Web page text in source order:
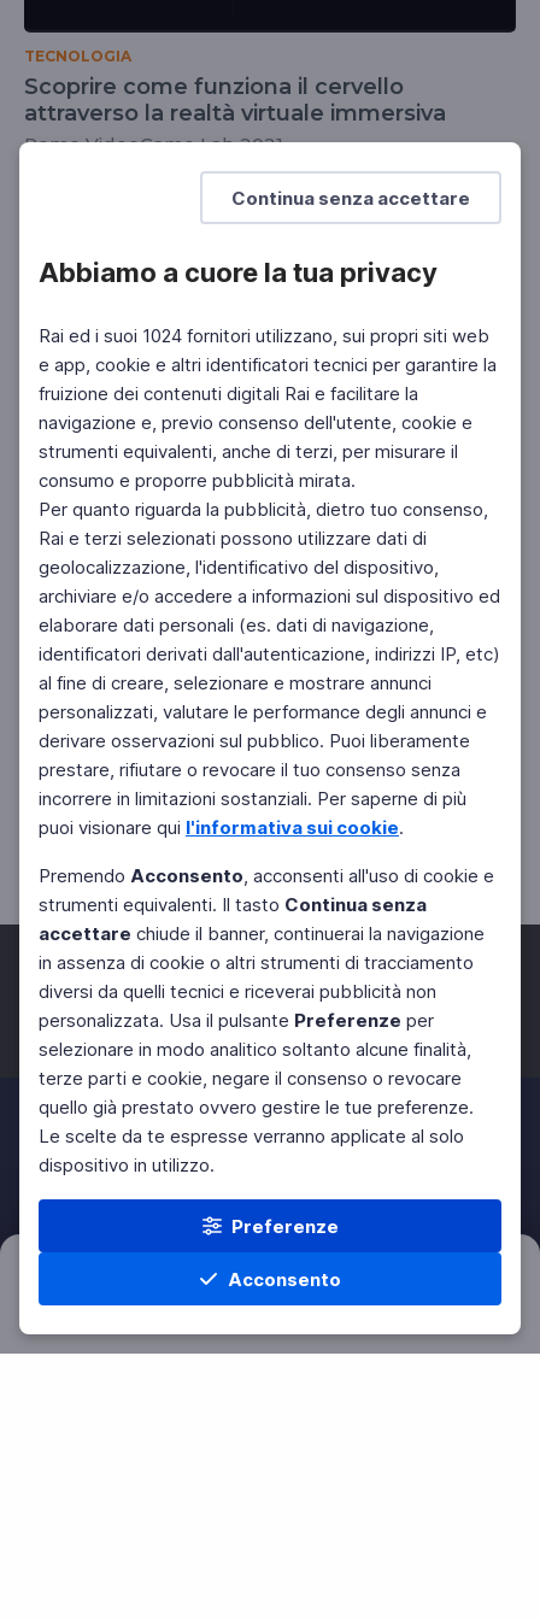
Continua senza accettare
Abbiamo a cuore la tua privacy
Rai ed i suoi 1024 fornitori utilizzano, sui propri siti web
e app, cookie e altri identificatori tecnici per garantire la
fruizione dei contenuti digitali Rai e facilitare la
navigazione e, previo consenso dell'utente, cookie e
strumenti equivalenti, anche di terzi, per misurare il
consumo e proporre pubblicità mirata.
Per quanto riguarda la pubblicità, dietro tuo consenso,
Rai e terzi selezionati possono utilizzare dati di
geolocalizzazione, l'identificativo del dispositivo,
archiviare e/o accedere a informazioni sul dispositivo ed
elaborare dati personali (es. dati di navigazione,
identificatori derivati dall'autenticazione, indirizzi IP, etc)
al fine di creare, selezionare e mostrare annunci
personalizzati, valutare le performance degli annunci e
derivare osservazioni sul pubblico. Puoi liberamente
prestare, rifiutare o revocare il tuo consenso senza
incorrere in limitazioni sostanziali. Per saperne di più
puoi visionare qui l'informativa sui cookie.
Premendo Acconsento, acconsenti all'uso di cookie e
strumenti equivalenti. Il tasto Continua senza
accettare chiude il banner, continuerai la navigazione
in assenza di cookie o altri strumenti di tracciamento
diversi da quelli tecnici e riceverai pubblicità non
personalizzata. Usa il pulsante Preferenze per
selezionare in modo analitico soltanto alcune finalità,
terze parti e cookie, negare il consenso o revocare
quello già prestato ovvero gestire le tue preferenze.
Le scelte da te espresse verranno applicate al solo
dispositivo in utilizzo.
Preferenze
Acconsento
Home Materie Cerca Menu
TECNOLOGIA
Scoprire come funziona il cervello
attraverso la realtà virtuale immersiva
Rome VideoGame Lab 2021
Facebook Twitter Instagram